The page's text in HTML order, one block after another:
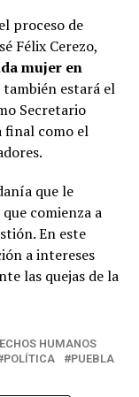
proceso de
Félix Cerezo,
mujer en
también estará el
Secretario
final como el
que le
comienza a
En este
a intereses
las quejas de la
HUMANOS
POLÍTICA PUEBLA